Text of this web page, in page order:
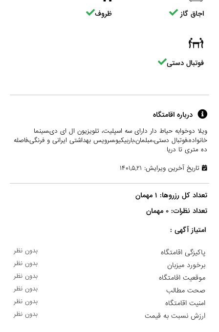
اجاق گاز ظروف
فوتبال دستی
درباره اقامتگاه
ویلا دوخوابه حیاط دار دارای سه اسپلیت، تلویزیون ال ای دی،سینما
خانواده،فوتبال دستی،مبلمان،باربیکیو،سرویس بهداشتی ایرانی و فرنگی،فاصله
ده متری تا دریا
تاریخ آخرین ویرایش: ۱۴۰۱,۵,۲۱
تعداد کل رزروها: ۱ مهمان
تعداد نظرات: ۰ مهمان
امتیاز آگهی :
پاکیزگی اقامتگاه بدون نظر
برخورد میزبان بدون نظر
موقعیت اقامتگاه بدون نظر
صحت مطالب بدون نظر
امنیت اقامتگاه بدون نظر
ارزش نسبت به قیمت بدون نظر